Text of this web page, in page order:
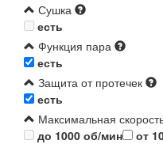
Сушка
есть
Функция пара
есть
Защита от протечек
есть
Максимальная
до 1000 об/мин
от